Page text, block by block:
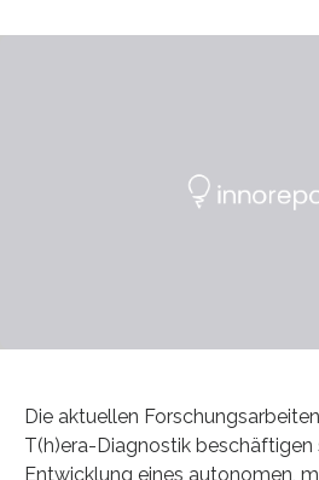
Die aktuellen
T(h)era-Diagnostik beschäftigen
Entwicklung eines autonomen,